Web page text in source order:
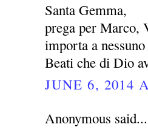
Santa Gemma,
prega per Marco,
importa a
Beati che di Dio
JUNE 6, 2014
Anonymous said...